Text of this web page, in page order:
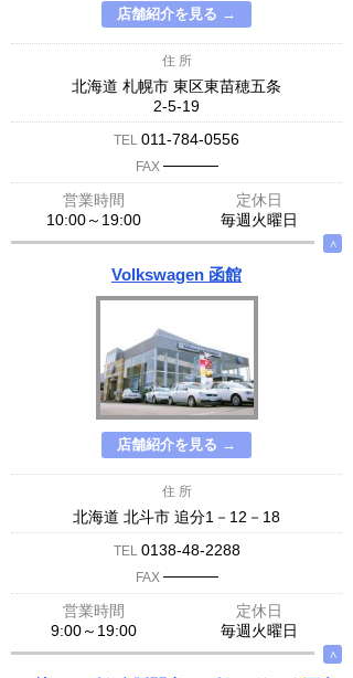
店舗紹介を見る →
住 所
北海道 札幌市 東区東苗穂五条
2-5-19
TEL 011-784-0556
FAX ─────
営業時間
定休日
10:00～19:00
毎週火曜日
∧
Volkswagen 函館
店舗紹介を見る →
住 所
北海道 北斗市 追分1－12－18
TEL 0138-48-2288
FAX ─────
営業時間
定休日
9:00～19:00
毎週火曜日
∧